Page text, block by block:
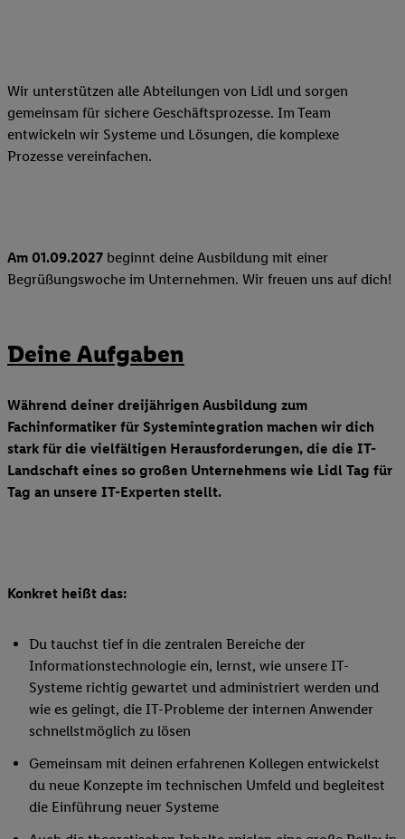
Wir unterstützen alle Abteilungen von Lidl und sorgen
gemeinsam für sichere Geschäftsprozesse. Im Team
entwickeln wir Systeme und Lösungen, die komplexe
Prozesse vereinfachen.
Am 01.09.2027 beginnt deine Ausbildung mit einer
Begrüßungswoche im Unternehmen. Wir freuen uns auf dich!
Deine Aufgaben
Während deiner dreijährigen Ausbildung zum
Fachinformatiker für Systemintegration machen wir dich
stark für die vielfältigen Herausforderungen, die die IT-
Landschaft eines so großen Unternehmens wie Lidl Tag für
Tag an unsere IT-Experten stellt.
Konkret heißt das:
Du tauchst tief in die zentralen Bereiche der
Informationstechnologie ein, lernst, wie unsere IT-
Systeme richtig gewartet und administriert werden und
wie es gelingt, die IT-Probleme der internen Anwender
schnellstmöglich zu lösen
Gemeinsam mit deinen erfahrenen Kollegen entwickelst
du neue Konzepte im technischen Umfeld und begleitest
die Einführung neuer Systeme